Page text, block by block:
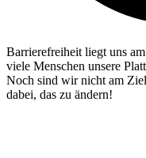
Barrierefreiheit liegt uns
viele Menschen unsere
Noch sind wir nicht am
dabei, das zu ändern!